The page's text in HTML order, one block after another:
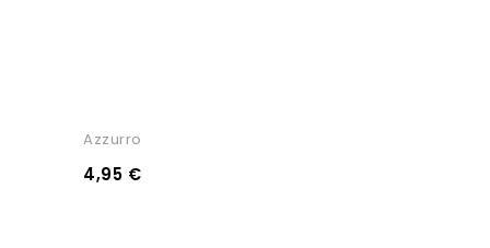
Azzurro
4,95 €